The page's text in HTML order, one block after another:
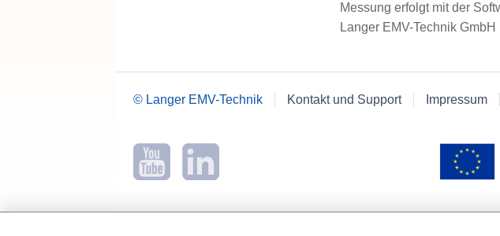
Messung erfolgt mit der
Langer EMV-Technik
© Langer EMV-Technik Kontakt und Support Impressum